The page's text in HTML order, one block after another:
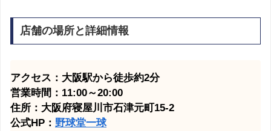
店舗の場所と詳細情報
アクセス：大阪駅から徒歩約2分
営業時間：11:00～20:00
住所：大阪府寝屋川市石津元町15-2
公式HP： 野球堂一球